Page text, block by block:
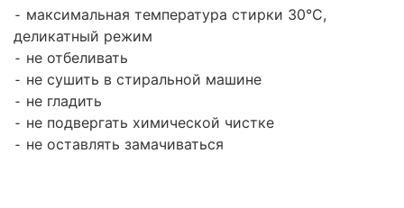
⁃ максимальная температура стирки 30°C,
деликатный режим
⁃ не отбеливать
⁃ не сушить в стиральной машине
⁃ не гладить
⁃ не подвергать химической чистке
⁃ не оставлять замачиваться